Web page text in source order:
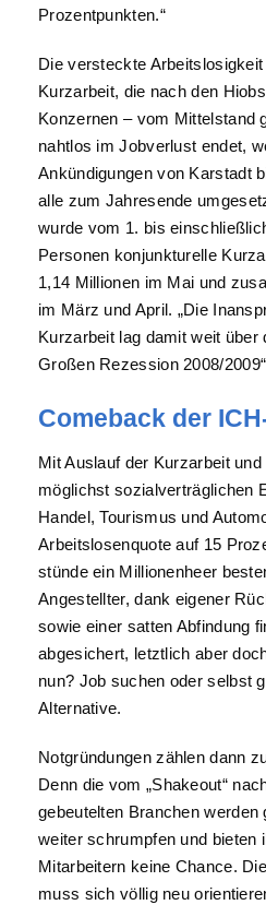
Prozentpunkten.“
Die versteckte
Kurzarbeit, die nach den
Konzernen – vom Mittelstand
nahtlos im Jobverlust endet,
Ankündigungen von Karstadt
alle zum Jahresende
wurde vom 1. bis
Personen konjunkturelle
1,14 Millionen im Mai und
im März und April. „Die
Kurzarbeit lag damit weit über
Großen Rezession 2008/
Comeback der
Mit Auslauf der Kurzarbeit
möglichst sozialverträglichen
Handel, Tourismus und
Arbeitslosenquote auf 15
stünde ein Millionenheer
Angestellter, dank eigener
sowie einer satten Abfindung
abgesichert, letztlich aber
nun? Job suchen oder selbst
Alternative.
Notgründungen zählen dann
Denn die vom „Shakeout“
gebeutelten Branchen
weiter schrumpfen und bieten
Mitarbeitern keine Chance.
muss sich völlig neu